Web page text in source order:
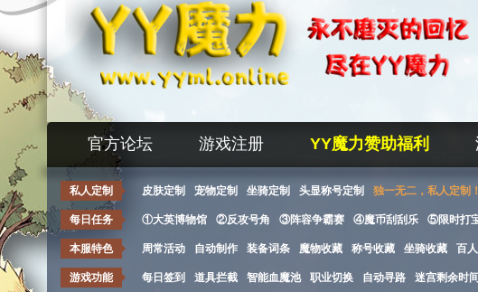
官方论坛 游戏注册 YY魔力赞助福利
私人定制 皮肤定制 宠物定制 坐骑定制 头显称号定制 独一无二，私人定制！
每日任务 ①大英博物馆 ②反攻号角 ③阵容争霸赛 ④魔币刮刮乐 ⑤限时打
本服特色 周常活动 自动制作 装备词条 魔物收藏 称号收藏 坐骑收藏 百
游戏功能 每日签到 道具拦截 智能血魔池 职业切换 自动寻路 迷宫剩余时间